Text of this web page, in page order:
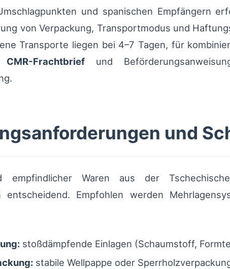
und spanischen Empfängern
von Verpackung, Transportmodus und
Transporte liegen bei 4–7 Tagen, für
CMR-Frachtbrief und
und
empfindlicher Waren aus der
entscheidend. Empfohlen werden
stoßdämpfende Einlagen (Schaumstoff,
stabile Wellpappe oder